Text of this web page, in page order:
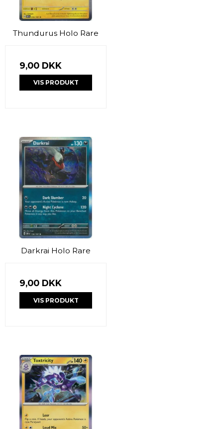
Thundurus Holo Rare
9,00 DKK
VIS PRODUKT
Darkrai Holo Rare
9,00 DKK
VIS PRODUKT